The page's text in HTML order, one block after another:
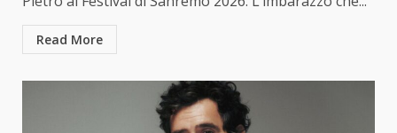
Read More